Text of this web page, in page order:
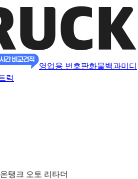
영업용 번호판화물백과미디
럭
탱크 오토 리타더